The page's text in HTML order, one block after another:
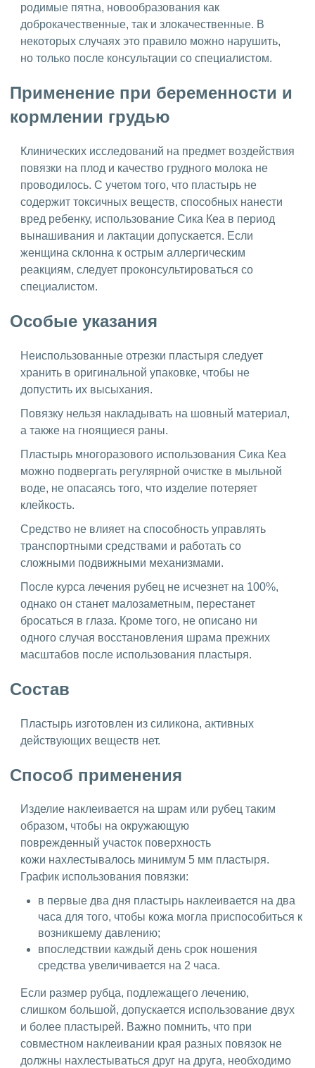
родимые пятна, новообразования как
доброкачественные, так и злокачественные. В
некоторых случаях это правило можно нарушить,
но только после консультации со специалистом.
Применение при беременности и
кормлении грудью
Клинических исследований на предмет воздействия
повязки на плод и качество грудного молока не
проводилось. С учетом того, что пластырь не
содержит токсичных веществ, способных нанести
вред ребенку, использование Сика Кеа в период
вынашивания и лактации допускается. Если
женщина склонна к острым аллергическим
реакциям, следует проконсультироваться со
специалистом.
Особые указания
Неиспользованные отрезки пластыря следует
хранить в оригинальной упаковке, чтобы не
допустить их высыхания.
Повязку нельзя накладывать на шовный материал,
а также на гноящиеся раны.
Пластырь многоразового использования Сика Кеа
можно подвергать регулярной очистке в мыльной
воде, не опасаясь того, что изделие потеряет
клейкость.
Средство не влияет на способность управлять
транспортными средствами и работать со
сложными подвижными механизмами.
После курса лечения рубец не исчезнет на 100%,
однако он станет малозаметным, перестанет
бросаться в глаза. Кроме того, не описано ни
одного случая восстановления шрама прежних
масштабов после использования пластыря.
Состав
Пластырь изготовлен из силикона, активных
действующих веществ нет.
Способ применения
Изделие наклеивается на шрам или рубец таким
образом, чтобы на окружающую
поврежденный участок поверхность
кожи нахлестывалось минимум 5 мм пластыря.
График использования повязки:
в первые два дня пластырь наклеивается на два
часа для того, чтобы кожа могла приспособиться к
возникшему давлению;
впоследствии каждый день срок ношения
средства увеличивается на 2 часа.
Если размер рубца, подлежащего лечению,
слишком большой, допускается использование двух
и более пластырей. Важно помнить, что при
совместном наклеивании края разных повязок не
должны нахлестываться друг на друга, необходимо